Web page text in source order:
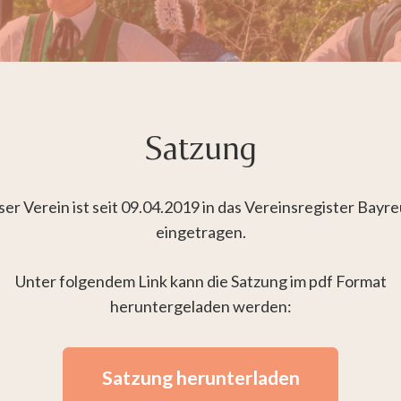
Satzung
Verein ist seit 09.04.2019 in das Vereinsregister
eingetragen.
Unter folgendem Link kann die Satzung im pdf Format
heruntergeladen werden:
Satzung herunterladen